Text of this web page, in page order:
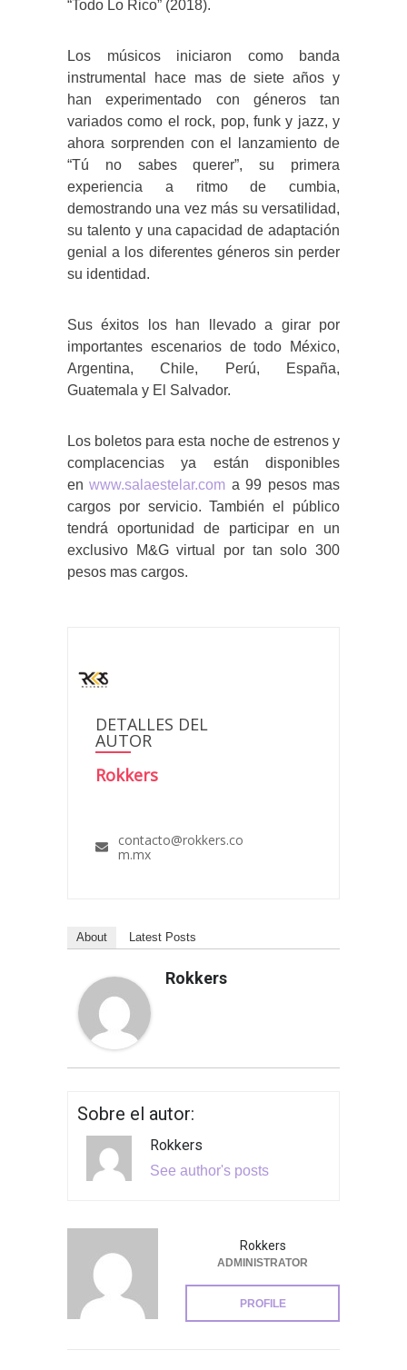
“Todo Lo Rico” (2018).
Los músicos iniciaron como banda
instrumental hace mas de siete años y
han experimentado con géneros tan
variados como el rock, pop, funk y jazz, y
ahora sorprenden con el lanzamiento de
“Tú no sabes querer”, su primera
experiencia a ritmo de cumbia,
demostrando una vez más su versatilidad,
su talento y una capacidad de adaptación
genial a los diferentes géneros sin perder
su identidad.
Sus éxitos los han llevado a girar por
importantes escenarios de todo México,
Argentina, Chile, Perú, España,
Guatemala y El Salvador.
Los boletos para esta noche de estrenos y
complacencias ya están disponibles
enwww.salaestelar.com a 99 pesos mas
cargos por servicio. También el público
tendrá oportunidad de participar en un
exclusivo M&G virtual por tan solo 300
pesos mas cargos.
DETALLES DEL
AUTOR
Rokkers
contacto@rokkers.co
m.mx
About Latest Posts
Rokkers
Sobre el autor:
Rokkers
See author's posts
Rokkers
ADMINISTRATOR
PROFILE